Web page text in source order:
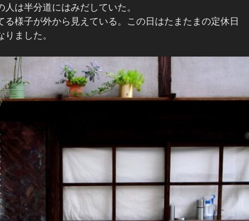
は半分道にはみだしていた。
様子が外から見えている。この日はたまたまの定休日
りました。